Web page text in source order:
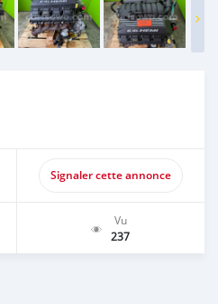
Signaler cette annonce
Vu
237